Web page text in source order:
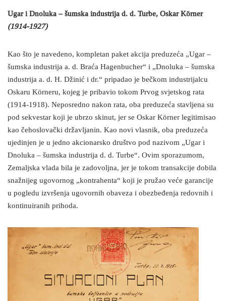
Ugar i Dnoluka – šumska industrija d. d. Turbe, Oskar Körner
(1914-1927)
Kao što je navedeno, kompletan paket akcija preduzeća „Ugar –
šumska industrija a. d. Braća Hagenbucher“ i „Dnoluka – šumska
industrija a. d. H. Džinić i dr.“ pripadao je bečkom industrijalcu
Oskaru Körneru, kojeg je pribavio tokom Prvog svjetskog rata
(1914-1918). Neposredno nakon rata, oba preduzeća stavljena su
pod sekvestar koji je ubrzo skinut, jer se Oskar Körner legitimisao
kao čehoslovački državljanin. Kao novi vlasnik, oba preduzeća
ujedinjen je u jedno akcionarsko društvo pod nazivom „Ugar i
Dnoluka – šumska industrija d. d. Turbe“. Ovim sporazumom,
Zemaljska vlada bila je zadovoljna, jer je tokom transakcije dobila
snažnijeg ugovornog „kontrahenta“ koji je pružao veće garancije
u pogledu izvršenja ugovornih obaveza i obezbeđenja redovnih i
kontinuiranih prihoda.